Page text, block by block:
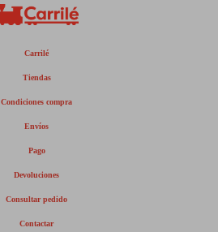
Carrilé
Tiendas
Condiciones compra
Envíos
Pago
Devoluciones
Consultar pedido
Contactar